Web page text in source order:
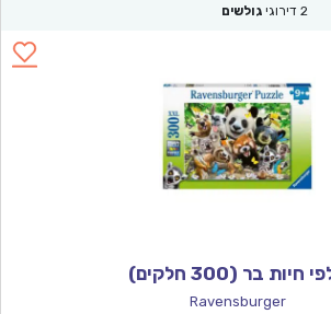
2 דירוגי גולשים
חיות בר (300 חלקים)
Ravensburger